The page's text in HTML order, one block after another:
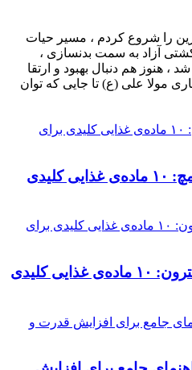
تمرین را شروع کردم ، مسیر حیات
آزاد به سمت بدنسازی ،
، هنوز هم دنبال بهبود و ارتقا
مولا علی (ع) تا جایی که توان
تغذیه برای افزایش قدرت مچ: ۱۰ ماده‌ی غذایی کلیدی
تغذیه برای افزایش تستوسترون: ۱۰ ماده‌ی غذایی کلیدی